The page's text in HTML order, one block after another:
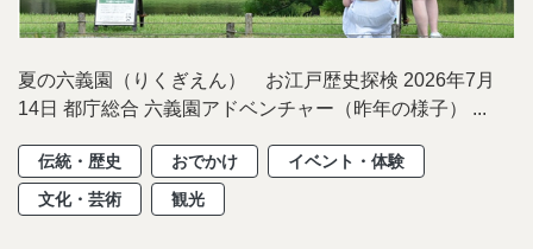
夏の六義園（りくぎえん） お江戸歴史探検 2026年7月
14日 都庁総合 六義園アドベンチャー（昨年の様子） ...
伝統・歴史 おでかけ
イベント・体験
文化・芸術
観光